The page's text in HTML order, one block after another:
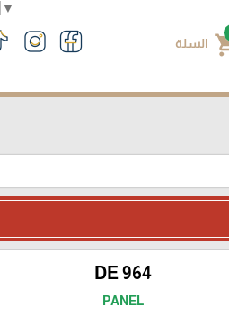
▼
السلة
DE 964
PANEL